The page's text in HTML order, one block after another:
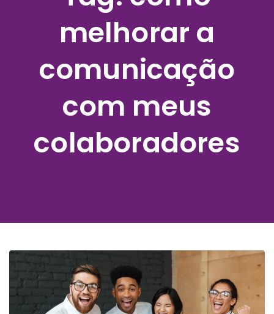
melhorar a
comunicação
com meus
colaboradores